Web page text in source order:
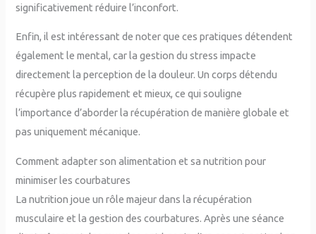
significativement réduire l’inconfort.
Enfin, il est intéressant de noter que ces pratiques détendent
également le mental, car la gestion du stress impacte
directement la perception de la douleur. Un corps détendu
récupère plus rapidement et mieux, ce qui souligne
l’importance d’aborder la récupération de manière globale et
pas uniquement mécanique.
Comment adapter son alimentation et sa nutrition pour
minimiser les courbatures
La nutrition joue un rôle majeur dans la récupération
musculaire et la gestion des courbatures. Après une séance